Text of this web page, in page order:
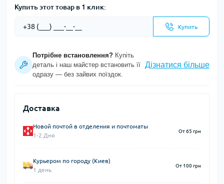
Купить этот товар в 1 клик:
Купить
Потрібне встановлення? Купіть
деталь і наш майстер встановить її
одразу — без зайвих поїздок.
Дізнатися більше
Доставка
Новой почтой в отделения и почтоматы
1-2 Дня
От 65 грн
Курьером по городу (Киев)
1 день
От 100 грн